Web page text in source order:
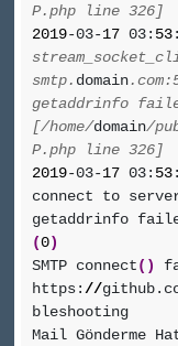
P.php line 326]
2019-03-17 03: 53:
smtp. domain
getaddrinfo
[/home/domain/
P.php line 326]
2019-03-17 03: 53:
connect to
getaddrinfo
(0)
SMTP connect( )
https://
bleshooting
Mail Gönderme